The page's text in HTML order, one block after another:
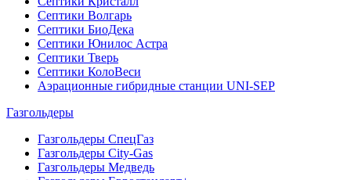
Септики Волгарь
Септики БиоДека
Септики Юнилос Астра
Септики Тверь
Септики КолоВеси
Аэрационные гибридные станции UNI-SEP
Газгольдеры
Газгольдеры СпецГаз
Газгольдеры City-Gas
Газгольдеры Медведь